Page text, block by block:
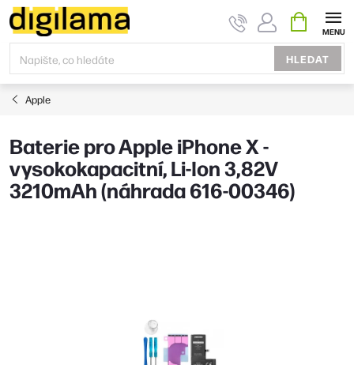
Přejít
na
obsah
HLEDAT
KOŠÍK
Apple
Baterie pro Apple iPhone X -
vysokokapacitní, Li-Ion 3,82V
3210mAh (náhrada 616-00346)